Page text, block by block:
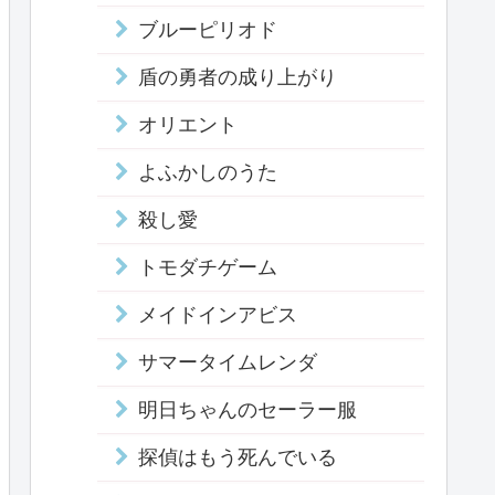
ブルーピリオド
盾の勇者の成り上がり
オリエント
よふかしのうた
殺し愛
トモダチゲーム
メイドインアビス
サマータイムレンダ
明日ちゃんのセーラー服
探偵はもう死んでいる